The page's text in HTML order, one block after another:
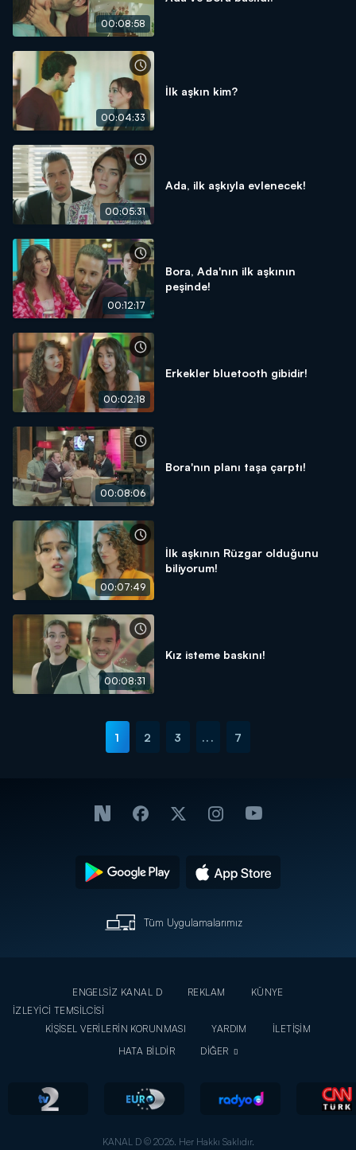
00:08:58
00:04:33
İlk aşkın kim?
00:05:31
Ada, ilk aşkıyla evlenecek!
00:12:17
Bora, Ada'nın ilk aşkının
peşinde!
00:02:18
Erkekler bluetooth gibidir!
00:08:06
Bora'nın planı taşa çarptı!
00:07:49
İlk aşkının Rüzgar olduğunu
biliyorum!
00:08:31
Kız isteme baskını!
1 2 3 ... 7
Tüm Uygulamalarımız
ENGELSİZ KANAL D REKLAM
KÜNYE
İZLEYİCİ TEMSİLCİSİ
KİŞİSEL VERİLERİN KORUNMASI
YARDIM
İLETİŞİM
HATA BİLDİR
DİĞER
KANAL D © 2026. Her Hakkı Saklıdır.